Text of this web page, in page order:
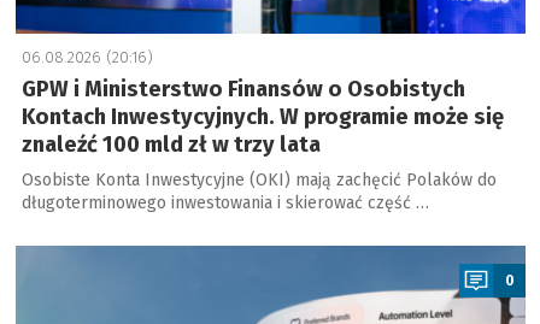
06.08.2026 (20:16)
GPW i Ministerstwo Finansów o Osobistych
Kontach Inwestycyjnych. W programie może się
znaleźć 100 mld zł w trzy lata
Osobiste Konta Inwestycyjne (OKI) mają zachęcić Polaków do
długoterminowego inwestowania i skierować część …
a
0